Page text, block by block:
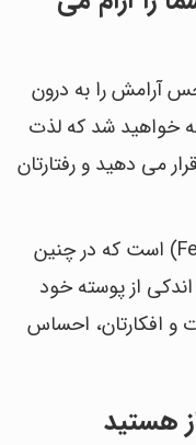
حس آرامش را به درون
خواهید شد که لذت
می دهید و رفتارتان
کارکرد پست شما احساسی برون ریز (Fe) است که در چنین
از پوسته خود
و افکارتان، احساس